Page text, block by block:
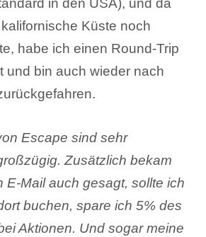
in den USA), und da
Küste noch
habe ich einen Round-Trip
und bin auch wieder nach
Escape sind sehr
Zusätzlich bekam
E-Mail auch gesagt, sollte ich
buchen, spare ich 5% des
Aktionen. Und sogar meine